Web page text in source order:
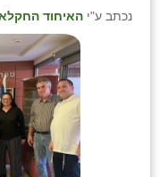
נכתב ע"י האיחוד עמרים